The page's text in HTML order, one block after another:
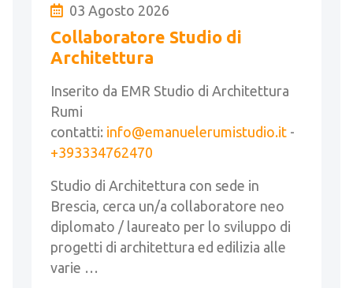
03 Agosto 2026
Collaboratore Studio di
Architettura
Inserito da EMR Studio di Architettura
Rumi
contatti: info@emanuelerumistudio.it -
+393334762470
Studio di Architettura con sede in
Brescia, cerca un/a collaboratore neo
diplomato / laureato per lo sviluppo di
progetti di architettura ed edilizia alle
varie …